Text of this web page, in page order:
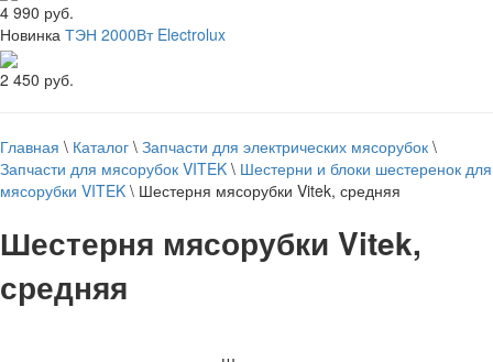
4 990 руб.
Новинка ТЭН 2000Вт Electrolux
2 450 руб.
Главная \ Каталог \ Запчасти для электрических мясорубок \
Запчасти для мясорубок VITEK \ Шестерни и блоки шестеренок для
мясорубки VITEK \ Шестерня мясорубки Vitek, средняя
Шестерня мясорубки Vitek,
средняя